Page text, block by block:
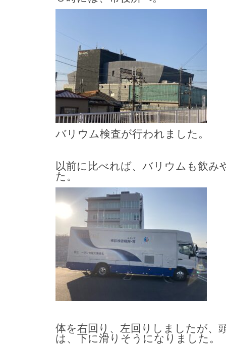
バリウム検査が行われました。
以前に比べれば、バリウムも飲み
た。
体を右回り、左回りしましたが、
は、下に滑りそうになりました。